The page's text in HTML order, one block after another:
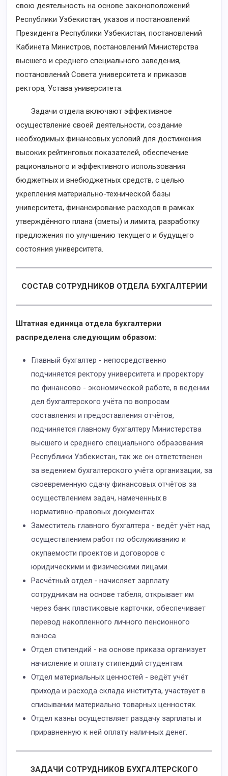
свою деятельность на основе законоположений
Республики Узбекистан, указов и постановлений
Президента Республики Узбекистан, постановлений
Кабинета Министров, постановлений Министерства
высшего и среднего специального заведения,
постановлений Совета университета и приказов
ректора, Устава университета.
Задачи отдела включают эффективное
осуществление своей деятельности, создание
необходимых финансовых условий для достижения
высоких рейтинговых показателей, обеспечение
рационального и эффективного использования
бюджетных и внебюджетных средств, с целью
укрепления материально-технической базы
университета, финансирование расходов в рамках
утверждённого плана (сметы) и лимита, разработку
предложения по улучшению текущего и будущего
состояния университета.
СОСТАВ СОТРУДНИКОВ ОТДЕЛА БУХГАЛТЕРИИ
Штатная единица отдела бухгалтерии
распределена следующим образом:
Главный бухгалтер - непосредственно
подчиняется ректору университета и проректору
по финансово - экономической работе, в ведении
дел бухгалтерского учёта по вопросам
составления и предоставления отчётов,
подчиняется главному бухгалтеру Министерства
высшего и среднего специального образования
Республики Узбекистан, так же он ответственен
за ведением бухгалтерского учёта организации, за
своевременную сдачу финансовых отчётов за
осуществлением задач, намеченных в
нормативно-правовых документах.
Заместитель главного бухгалтера - ведёт учёт над
осуществлением работ по обслуживанию и
окупаемости проектов и договоров с
юридическими и физическими лицами.
Расчётный отдел - начисляет зарплату
сотрудникам на основе табеля, открывает им
через банк пластиковые карточки, обеспечивает
перевод накопленного личного пенсионного
взноса.
Отдел стипендий - на основе приказа организует
начисление и оплату стипендий студентам.
Отдел материальных ценностей - ведёт учёт
прихода и расхода склада института, участвует в
списывании материально товарных ценностях.
Отдел казны осуществляет раздачу зарплаты и
приравненную к ней оплату наличных денег.
ЗАДАЧИ СОТРУДНИКОВ БУХГАЛТЕРСКОГО